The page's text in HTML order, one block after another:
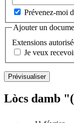
Prévenez-moi
Ajouter un
Extensions
Je veux
Lòcs damb